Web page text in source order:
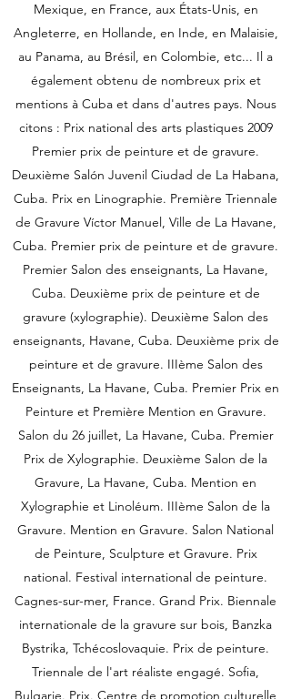
Mexique, en France, aux États-Unis, en
Angleterre, en Hollande, en Inde, en Malaisie,
au Panama, au Brésil, en Colombie, etc... Il a
également obtenu de nombreux prix et
mentions à Cuba et dans d'autres pays. Nous
citons : Prix national des arts plastiques 2009
Premier prix de peinture et de gravure.
Deuxième Salón Juvenil Ciudad de La Habana,
Cuba. Prix en Linographie. Première Triennale
de Gravure Víctor Manuel, Ville de La Havane,
Cuba. Premier prix de peinture et de gravure.
Premier Salon des enseignants, La Havane,
Cuba. Deuxième prix de peinture et de
gravure (xylographie). Deuxième Salon des
enseignants, Havane, Cuba. Deuxième prix de
peinture et de gravure. IIIème Salon des
Enseignants, La Havane, Cuba. Premier Prix en
Peinture et Première Mention en Gravure.
Salon du 26 juillet, La Havane, Cuba. Premier
Prix de Xylographie. Deuxième Salon de la
Gravure, La Havane, Cuba. Mention en
Xylographie et Linoléum. IIIème Salon de la
Gravure. Mention en Gravure. Salon National
de Peinture, Sculpture et Gravure. Prix
national. Festival international de peinture.
Cagnes-sur-mer, France. Grand Prix. Biennale
internationale de la gravure sur bois, Banzka
Bystrika, Tchécoslovaquie. Prix de peinture.
Triennale de l'art réaliste engagé. Sofia,
Bulgarie. Prix. Centre de promotion culturelle